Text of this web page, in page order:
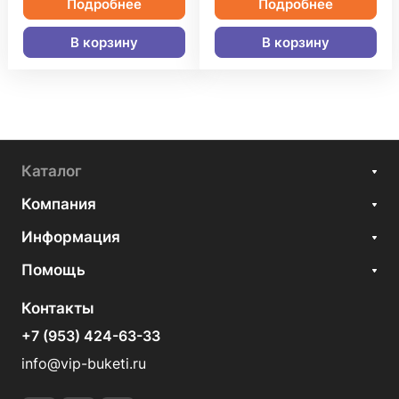
Подробнее
В корзину
Подробнее
В корзину
Каталог
Компания
Информация
Помощь
Контакты
+7 (953) 424-63-33
info@vip-buketi.ru